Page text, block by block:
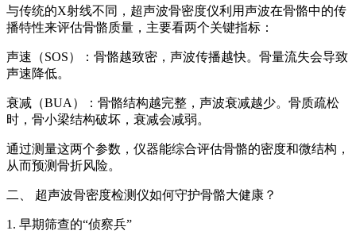
与传统的X射线不同，超声波骨密度仪利用声波在骨骼中的传
播特性来评估骨骼质量，主要看两个关键指标：
声速（SOS）：骨骼越致密，声波传播越快。骨量流失会导致
声速降低。
衰减（BUA）：骨骼结构越完整，声波衰减越少。骨质疏松
时，骨小梁结构破坏，衰减会减弱。
通过测量这两个参数，仪器能综合评估骨骼的密度和微结构，
从而预测骨折风险。
二、 超声波骨密度检测仪如何守护骨骼大健康？
1. 早期筛查的“侦察兵”